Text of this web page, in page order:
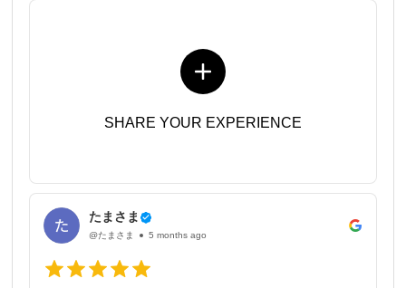
SHARE YOUR EXPERIENCE
たまさま
@たまさま 5 months ago